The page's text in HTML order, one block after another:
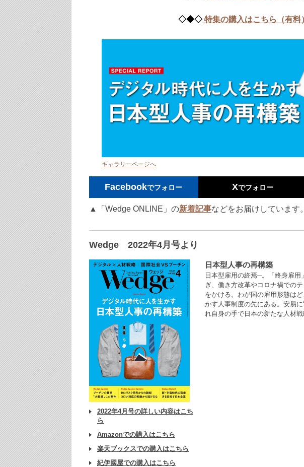
◇◆◇ 特集の購入はこちら（有料
ギャラリーページへ
Facebookでフォロー Xでフォロー
▲「Wedge ONLINE」の新着記事などをお届けしています。
Wedge 2022年4月号より
2022年4月号の詳しい内容はこち
ら
Amazonでの購入はこちら
楽天ブックスでの購入はこちら
紀伊國屋での購入はこちら
日本型人事の再構築
日本型雇用の終焉─。「終身雇用
ぎ、働き方改革やコロナ禍での
をかける。わが国の雇用形態は
かす人事制度の先にある。安易
れ自身の手で日本の新たな人材戦